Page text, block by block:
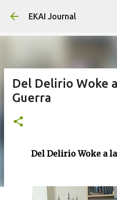
EKAI Journal
Del Delirio Woke
Guerra
Del Delirio Woke a